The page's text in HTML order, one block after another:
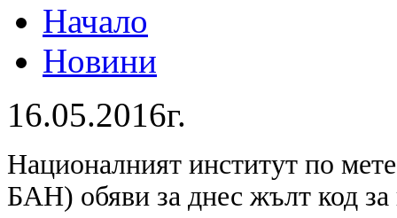
Начало
Новини
16.05.2016г.
Националният институт по
БАН) обяви за днес жълт код